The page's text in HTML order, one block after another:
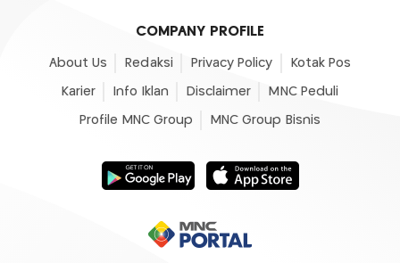
COMPANY PROFILE
About Us Redaksi Privacy Policy Kotak Pos
Karier Info Iklan Disclaimer MNC Peduli
Profile MNC Group MNC Group Bisnis